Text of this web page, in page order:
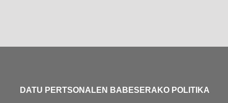
DATU PERTSONALEN BABESERAKO POLITIKA